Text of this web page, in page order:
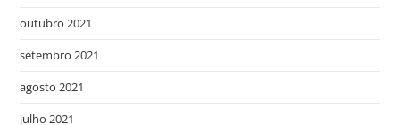
outubro 2021
setembro 2021
agosto 2021
julho 2021